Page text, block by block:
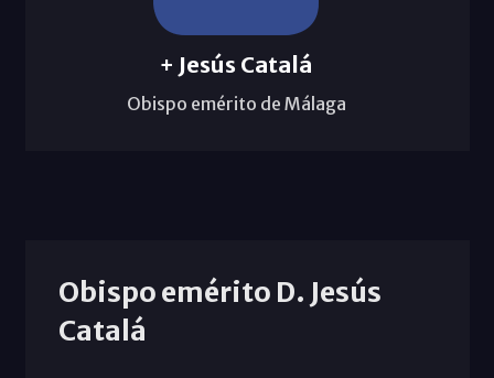
+ Jesús Catalá
Obispo emérito de Málaga
Obispo emérito D. Jesús
Catalá